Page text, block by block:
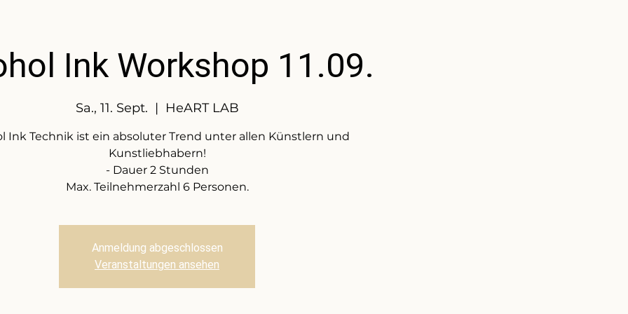
Ink Workshop 11.09.
Sa., 11. Sept.
  |
HeART LAB
Ink Technik ist ein absoluter Trend unter allen Künstlern und
Kunstliebhabern!
- Dauer 2 Stunden
Max. Teilnehmerzahl 6 Personen.
Anmeldung abgeschlossen
Veranstaltungen ansehen